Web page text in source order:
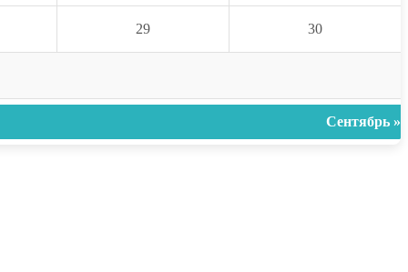
29 30
Сентябрь »